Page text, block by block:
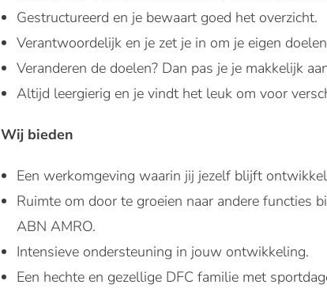
Gestructureerd en je bewaart goed het overzicht.
Verantwoordelijk en je zet je in om je eigen
Veranderen de doelen? Dan pas je je makkelijk
Altijd leergierig en je vindt het leuk om voor
Wij bieden
Een werkomgeving waarin jij jezelf blijft
Ruimte om door te groeien naar andere functies
ABN AMRO.
Intensieve ondersteuning in jouw ontwikkeling.
Een hechte en gezellige DFC familie met